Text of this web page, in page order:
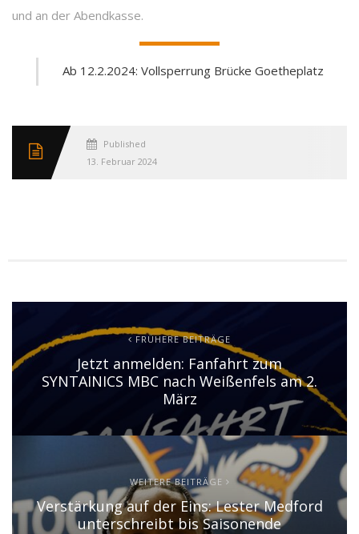
und an der Abendkasse.
Ab 12.2.2024: Vollsperrung Brücke Goetheplatz
Published
13. Februar 2024
FRÜHERE BEITRÄGE
Jetzt anmelden: Fanfahrt zum
SYNTAINICS MBC nach Weißenfels am 2.
März
WEITERE BEITRÄGE
Verstärkung auf der Eins: Lester Medford
unterschreibt bis Saisonende